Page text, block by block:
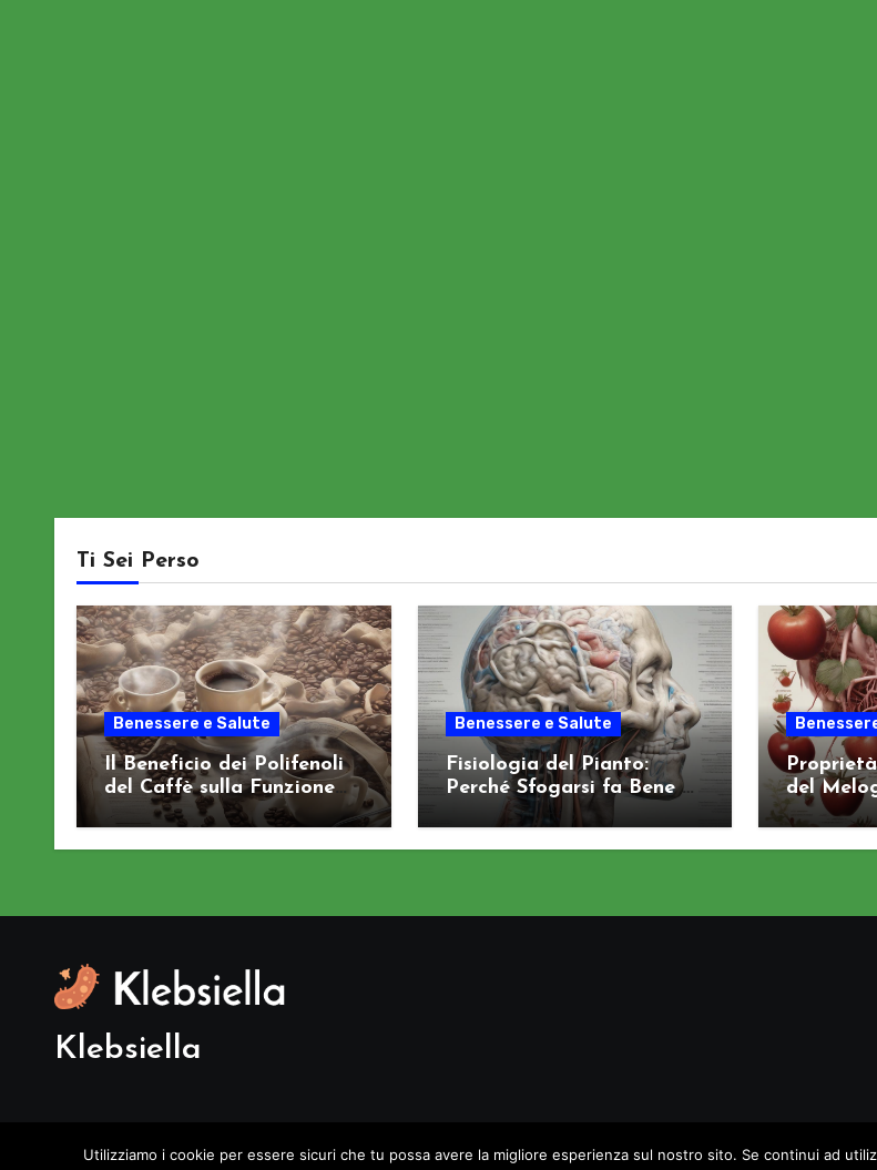
Ti Sei Perso
Benessere e Salute
Il Beneficio dei Polifenoli
del Caffè sulla Funzione
Cognitiva
Benessere e Salute
Fisiologia del Pianto:
Perché Sfogarsi fa Bene al
Sistema Nervoso
del
Salute
Klebsiella
Copyright © All rights reserved |Blogus di
Utilizziamo i cookie per essere sicuri che tu possa avere la migliore esperienza sul nostro sito. Se continui ad